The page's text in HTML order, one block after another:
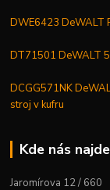
DWE6423 DeWALT
DT71501 DeWALT
DCGG571NK
stroj v kufru
Kde nás
Jaromírova 12 / 660